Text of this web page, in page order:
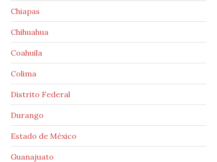
Chiapas
Chihuahua
Coahuila
Colima
Distrito Federal
Durango
Estado de México
Guanajuato